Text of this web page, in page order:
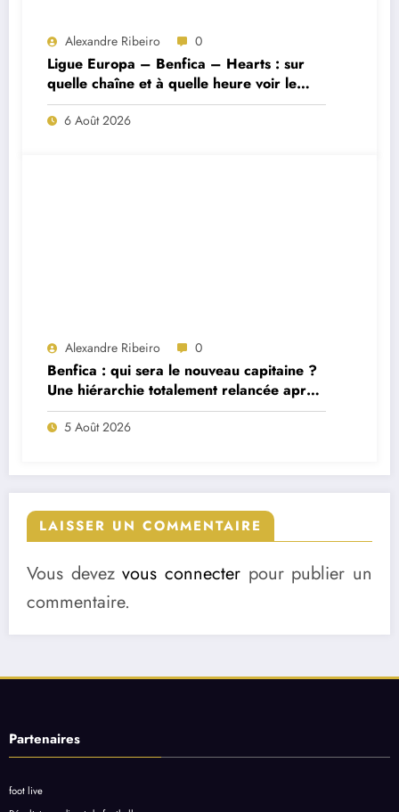
Alexandre Ribeiro 0
Ligue Europa – Benfica – Hearts : sur
quelle chaîne et à quelle heure voir le
match ?
6 Août 2026
Alexandre Ribeiro 0
Benfica : qui sera le nouveau capitaine ?
Une hiérarchie totalement relancée après
deux départs majeurs
5 Août 2026
LAISSER UN COMMENTAIRE
Vous devezvous connecter pour publier un
commentaire.
Partenaires
foot live